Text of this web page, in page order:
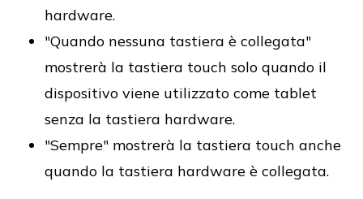
hardware.
"Quando nessuna tastiera è collegata"
mostrerà la tastiera touch solo quando il
dispositivo viene utilizzato come tablet
senza la tastiera hardware.
"Sempre" mostrerà la tastiera touch anche
quando la tastiera hardware è collegata.